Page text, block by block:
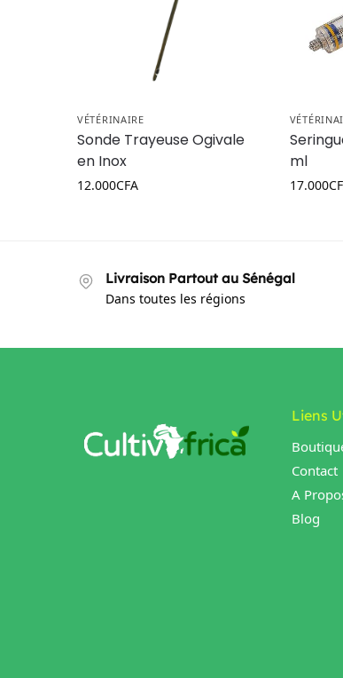
VÉTÉRINAIRE
Sonde Trayeuse Ogivale
en Inox
12.000CFA
ml
17.000
Livraison Partout au Sénégal
Dans toutes les régions
Liens
Contact
A
Blog